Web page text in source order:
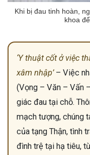
Khi bị đau tinh hoàn,
khoa
‘Y thuật cốt ở việc
xâm nhập’– Việc
(Vọng – Văn – Vấn
giác đau tại chỗ.
mạch tượng, chúng
của tạng Thận, tình
đình trệ tại hạ tiêu,